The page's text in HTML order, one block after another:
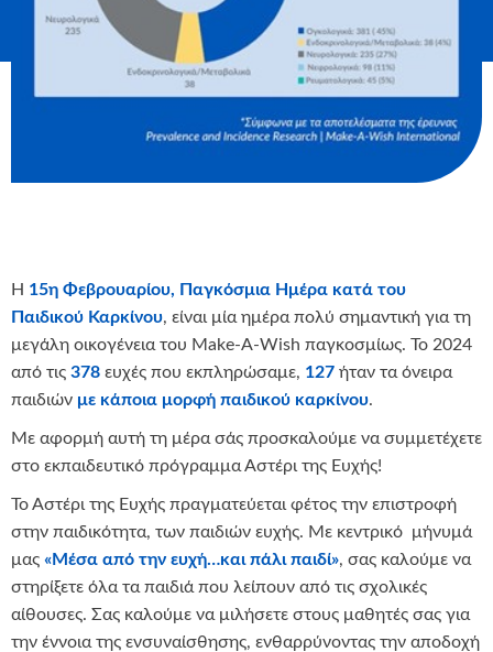
Η 15η Φεβρουαρίου, Παγκόσμια Ημέρα κατά του
Παιδικού Καρκίνου, είναι μία ημέρα πολύ σημαντική για τη
μεγάλη οικογένεια του Make-A-Wish παγκοσμίως. Το 2024
από τις 378 ευχές που εκπληρώσαμε, 127 ήταν τα όνειρα
παιδιών με κάποια μορφή παιδικού καρκίνου.
Mε αφορμή αυτή τη μέρα σάς προσκαλούμε να συμμετέχετε
στο εκπαιδευτικό πρόγραμμα Αστέρι της Ευχής!
Το Αστέρι της Ευχής πραγματεύεται φέτος την επιστροφή
στην παιδικότητα, των παιδιών ευχής. Με κεντρικό μήνυμά
μας «Μέσα από την ευχή…και πάλι παιδί», σας καλούμε να
στηρίξετε όλα τα παιδιά που λείπουν από τις σχολικές
αίθουσες. Σας καλούμε να μιλήσετε στους μαθητές σας για
την έννοια της ενσυναίσθησης, ενθαρρύνοντας την αποδοχή